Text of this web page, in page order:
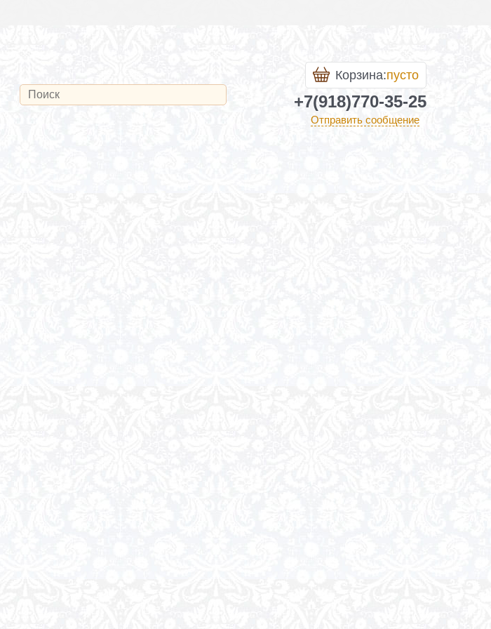
Корзина:пусто
+7(918)770-35-25
Отправить сообщение